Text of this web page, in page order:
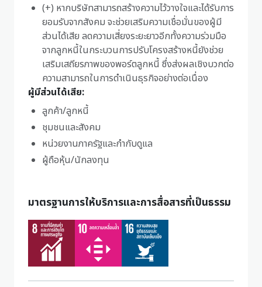
(+) หากบริษัทสามารถสร้างความไว้วางใจและได้รับการ
ยอมรับจากสังคม จะช่วยเสริมความเชื่อมั่นของผู้มี
ส่วนได้เสีย ลดความเสี่ยงระยะยาวอีกทั้งความร่วมมือ
จากลูกหนี้ในกระบวนการปรับโครงสร้างหนี้ยังช่วย
เสริมเสถียรภาพของพอร์ตลูกหนี้ ซึ่งส่งผลเชิงบวกต่อ
ความสามารถในการดำเนินธุรกิจอย่างต่อเนื่อง
ผู้มีส่วนได้เสีย:
ลูกค้า/ลูกหนี้
ชุมชนและสังคม
หน่วยงานภาครัฐและกำกับดูแล
ผู้ถือหุ้น/นักลงทุน
มาตรฐานการให้บริการและการสื่อสารที่เป็นธรรม